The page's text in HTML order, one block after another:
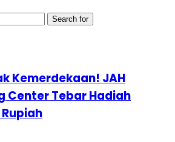
Search for
Kemerdekaan! JAH
Center Tebar Hadiah